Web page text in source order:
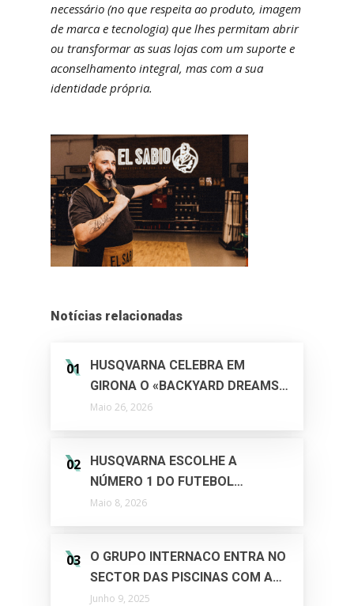
necessário (no que respeita ao produto, imagem
de marca e tecnologia) que lhes permitam abrir
ou transformar as suas lojas com um suporte e
aconselhamento integral, mas com a sua
identidade própria.
Notícias relacionadas
01
HUSQVARNA CELEBRA EM
GIRONA O «BACKYARD DREAMS
EVENT – P10 LAUNCH EVENT»,
ESTILO DE VIDA
Maio 26, 2026
02
HUSQVARNA ESCOLHE A
NÚMERO 1 DO FUTEBOL
MUNDIAL, AITANA BONMATÍ,
Maio 8, 2026
03
O GRUPO INTERNACO ENTRA NO
SECTOR DAS PISCINAS COM A
AQUISIÇÃO DA TPS E A CRIAÇÃO
Junho 9, 2025